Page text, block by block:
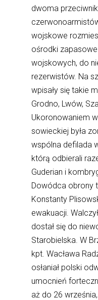
dwoma
wojskowe
ośrodki
wojskowych, do
rezerwistów. Na
wpisały się takie
Grodno, Lwów,
Ukoronowaniem
sowieckiej była
wspólna defilada
którą odbierali
Guderian i
Dowódca obrony
Konstanty
ewakuacji.
dostał się do
Starobielska. W
kpt. Wacława
osłaniał polski
umocnień
aż do 26